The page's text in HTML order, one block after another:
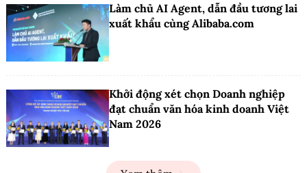
Làm chủ AI Agent, dẫn đầu tương lai
xuất khẩu cùng Alibaba.com
Khởi động xét chọn Doanh nghiệp
đạt chuẩn văn hóa kinh doanh Việt
Nam 2026